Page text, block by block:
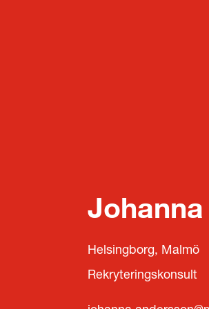
Helsingborg, Malmö
Rekryteringskonsult